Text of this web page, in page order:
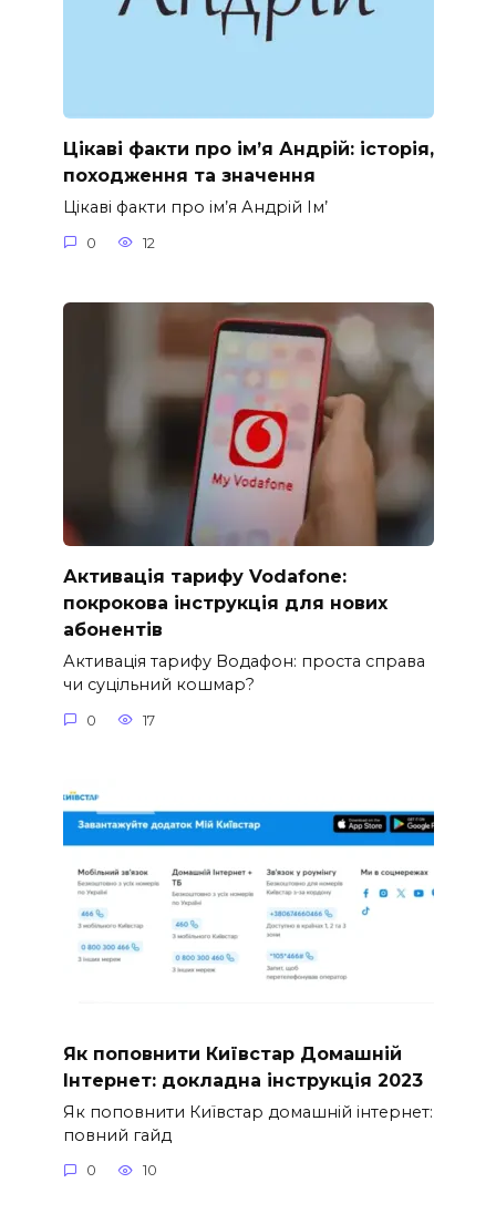
Цікаві факти про ім’я Андрій: історія,
походження та значення
Цікаві факти про ім’я Андрій Ім’
0 12
Активація тарифу Vodafone:
покрокова інструкція для нових
абонентів
Активація тарифу Водафон: проста справа
чи суцільний кошмар?
0 17
Як поповнити Київстар Домашній
Інтернет: докладна інструкція 2023
Як поповнити Київстар домашній інтернет:
повний гайд
0 10